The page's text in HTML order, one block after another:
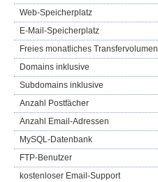
Web-Speicherplatz
E-Mail-Speicherplatz
Freies monatliches Transfervolumen
Domains inklusive
Subdomains inklusive
Anzahl Postfächer
Anzahl Email-Adressen
MySQL-Datenbank
FTP-Benutzer
kostenloser Email-Support